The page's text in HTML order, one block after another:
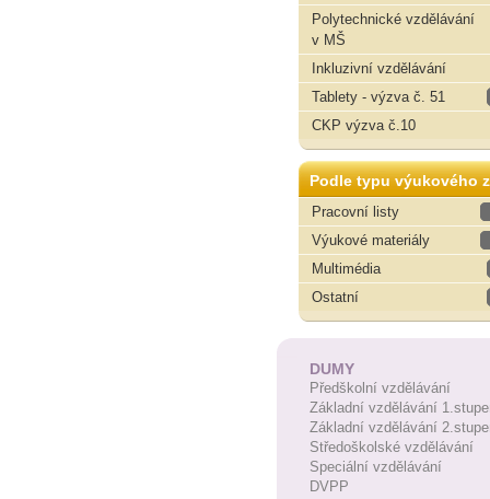
Polytechnické vzdělávání
v MŠ
Inkluzivní vzdělávání
Tablety - výzva č. 51
CKP výzva č.10
Podle typu výukového
Pracovní listy
Výukové materiály
Multimédia
Ostatní
DUMY
Předškolní vzdělávání
Základní vzdělávání
Základní vzdělávání
Středoškolské vzdělávání
Speciální vzdělávání
DVPP